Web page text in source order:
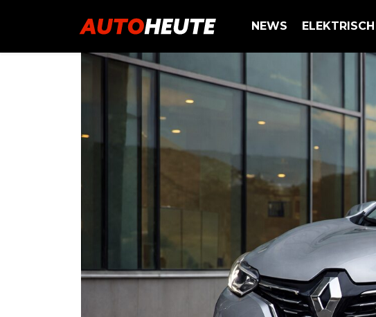
NEWS ELEKTRISCH